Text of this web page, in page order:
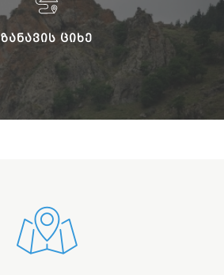
ᲖᲐᲜᲐᲕᲘᲡ ᲪᲘᲮᲔ